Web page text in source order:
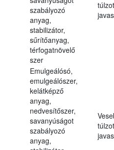
szabályozó
anyag,
stabilizátor,
sűrítőanyag,
térfogatnövelő
szer
Emulgeálósó,
emulgeálószer,
kelátképző
anyag,
nedvesítőszer,
savanyúságot
szabályozó
anyag,